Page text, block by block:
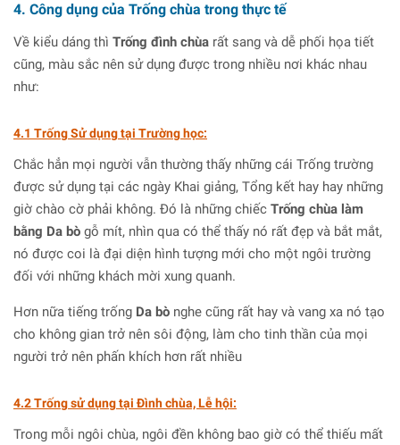
4. Công dụng của Trống chùa trong thực tế
Về kiểu dáng thì Trống đình chùa rất sang và dễ phối họa tiết
cũng, màu sắc nên sử dụng được trong nhiều nơi khác nhau
như:
4.1 Trống Sử dụng tại Trường học:
Chắc hẳn mọi người vẫn thường thấy những cái Trống trường
được sử dụng tại các ngày Khai giảng, Tổng kết hay hay những
giờ chào cờ phải không. Đó là những chiếc Trống chùa làm
bằng Da bò gỗ mít, nhìn qua có thể thấy nó rất đẹp và bắt mắt,
nó được coi là đại diện hình tượng mới cho một ngôi trường
đối với những khách mời xung quanh.
Hơn nữa tiếng trống Da bò nghe cũng rất hay và vang xa nó tạo
cho không gian trở nên sôi động, làm cho tinh thần của mọi
người trở nên phấn khích hơn rất nhiều
4.2 Trống sử dụng tại Đình chùa, Lễ hội:
Trong mỗi ngôi chùa, ngôi đền không bao giờ có thể thiếu mất